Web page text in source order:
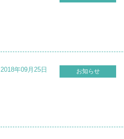
2018年09月25日 お知らせ